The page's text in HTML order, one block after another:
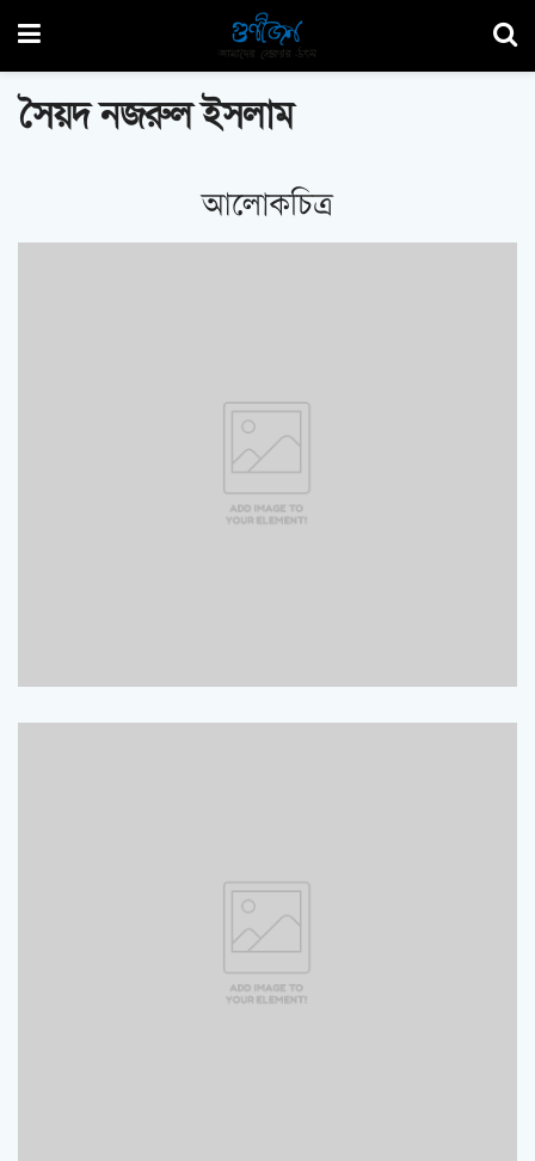
সৈয়দ নজরুল ইসলাম
আলোকচিত্র